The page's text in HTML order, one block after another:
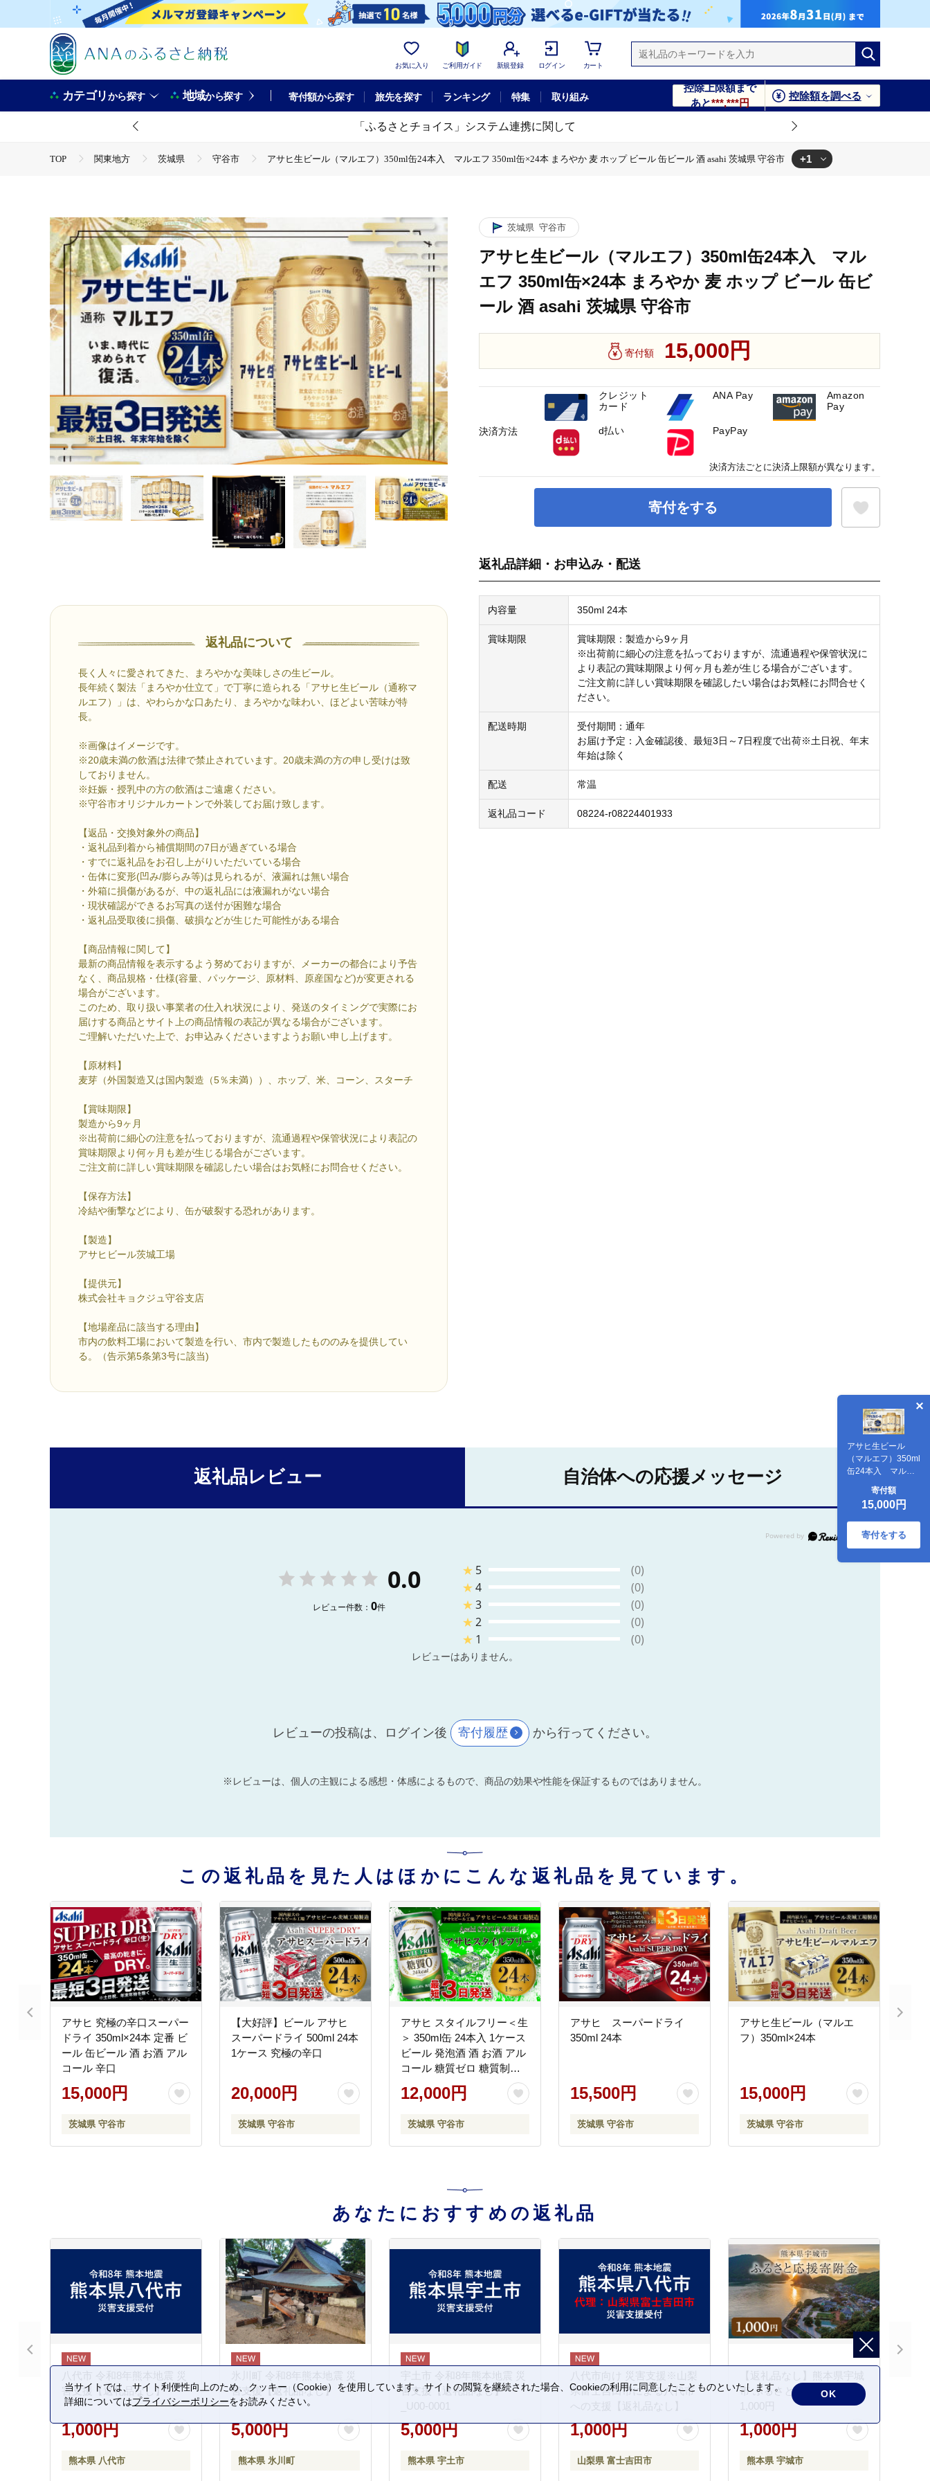
お気に入り ご利用ガイド 新規登録 ログイン カート
カテゴリから探す 地域から探す 寄付額から探す 旅先を探す ランキング 特集 取り組み
控除上限額まで
あと***,***円
控除額を調べる
「ふるさとチョイス」システム連携に関して
TOP 関東地方 茨城県 守谷市 アサヒ生ビール（マルエフ）350ml缶24本入 マルエフ 350ml缶×24本 まろやか 麦 ホップ ビール 缶ビール 酒 asahi 茨城県 守谷市 +1
返礼品について
長く人々に愛されてきた、まろやかな美味しさの生ビール。
長年続く製法「まろやか仕立て」で丁寧に造られる「アサヒ生ビール（通称マ
ルエフ）」は、やわらかな口あたり、まろやかな味わい、ほどよい苦味が特
長。
※画像はイメージです。
※20歳未満の飲酒は法律で禁止されています。20歳未満の方の申し受けは致
しておりません。
※妊娠・授乳中の方の飲酒はご遠慮ください。
※守谷市オリジナルカートンで外装してお届け致します。
【返品・交換対象外の商品】
・返礼品到着から補償期間の7日が過ぎている場合
・すでに返礼品をお召し上がりいただいている場合
・缶体に変形(凹み/膨らみ等)は見られるが、液漏れは無い場合
・外箱に損傷があるが、中の返礼品には液漏れがない場合
・現状確認ができるお写真の送付が困難な場合
・返礼品受取後に損傷、破損などが生じた可能性がある場合
【商品情報に関して】
最新の商品情報を表示するよう努めておりますが、メーカーの都合により予告
なく、商品規格・仕様(容量、パッケージ、原材料、原産国など)が変更される
場合がございます。
このため、取り扱い事業者の仕入れ状況により、発送のタイミングで実際にお
届けする商品とサイト上の商品情報の表記が異なる場合がございます。
ご理解いただいた上で、お申込みくださいますようお願い申し上げます。
【原材料】
麦芽（外国製造又は国内製造（5％未満））、ホップ、米、コーン、スターチ
【賞味期限】
製造から9ヶ月
※出荷前に細心の注意を払っておりますが、流通過程や保管状況により表記の
賞味期限より何ヶ月も差が生じる場合がございます。
ご注文前に詳しい賞味期限を確認したい場合はお気軽にお問合せください。
【保存方法】
冷結や衝撃などにより、缶が破裂する恐れがあります。
【製造】
アサヒビール茨城工場
【提供元】
株式会社キョクジュ守谷支店
【地場産品に該当する理由】
市内の飲料工場において製造を行い、市内で製造したもののみを提供してい
る。（告示第5条第3号に該当)
茨城県 守谷市
アサヒ生ビール（マルエフ）350ml缶24本入 マル
エフ 350ml缶×24本 まろやか 麦 ホップ ビール 缶ビ
ール 酒 asahi 茨城県 守谷市
寄付額 15,000円
寄付をする
アサヒ生ビール
（マルエフ）350ml
缶24本入 マルエ
まろやか 麦 ホップ
ビール 缶ビール 酒
asahi 茨城県 守谷
寄付額
15,000円
寄付をする
返礼品詳細・お申込み・配送
内容量 350ml 24本
賞味期限
賞味期限：製造から9ヶ月
※出荷前に細心の注意を払っておりますが、流通過程や保管状況に
より表記の賞味期限より何ヶ月も差が生じる場合がございます。
ご注文前に詳しい賞味期限を確認したい場合はお気軽にお問合せく
ださい。
配送時期
受付期間：通年
お届け予定：入金確認後、最短3日～7日程度で出荷※土日祝、年末
年始は除く
配送 常温
返礼品コード 08224-r08224401933
決済方法
クレジット
カード
ANA Pay
Amazon
Pay
d払い PayPay
決済方法ごとに決済上限額が異なります。
返礼品レビュー 自治体への応援メッセージ
0.0
レビュー件数： 0件
★ 5
(0)
★4
(0)
★3
(0)
★2
(0)
★ 1 (0)
レビューはありません。
レビューの投稿は、ログイン後 寄付履歴 から行ってください。
※レビューは、個人の主観による感想・体感によるもので、商品の効果や性能を保証するものではありません。
この返礼品を見た人はほかにこんな返礼品を見ています。
アサヒ 究極の辛口スーパー
ドライ 350ml×24本 定番 ビ
ール 缶ビール 酒 お酒 アル
コール 辛口
15,000円
茨城県 守谷市
【大好評】ビール アサヒ
スーパードライ 500ml 24本
1ケース 究極の辛口
20,000円
茨城県 守谷市
アサヒ スタイルフリー＜生
＞ 350ml缶 24本入 1ケース
ビール 発泡酒 酒 お酒 アル
コール 糖質ゼロ 糖質制限
アサヒビール 24缶 1箱 缶ビ
ール ギフト お中元 お歳暮
12,000円
茨城県 守谷市
アサヒ スーパードライ
350ml 24本
15,500円
茨城県 守谷市
アサヒ生ビール（マルエ
フ）350ml×24本
15,000円
茨城県 守谷市
あなたにおすすめの返礼品
八代市 令和8年熊本地震 災
害支援【返礼品なし】
1,000円
熊本県 八代市
氷川町 令和8年熊本地震 災
害支援【返礼品なし】
5,000円
熊本県 氷川町
宇土市 令和8年熊本地震 災
害支援【返礼品なし】
_U00-0001
5,000円
熊本県 宇土市
八代市向け 災害支援※山梨
県富士吉田市による八代市
への支援【返礼品なし】
1,000円
山梨県 富士吉田市
【返礼品なし】熊本県宇城
市 ふるさと応援寄附金
1,000円
1,000円
熊本県 宇城市
当サイトでは、サイト利便性向上のため、クッキー（Cookie）を使用しています。サイトの閲覧を継続された場合、Cookieの利用に同意したことものといたします。
詳細についてはプライバシーポリシーをお読みください。
OK